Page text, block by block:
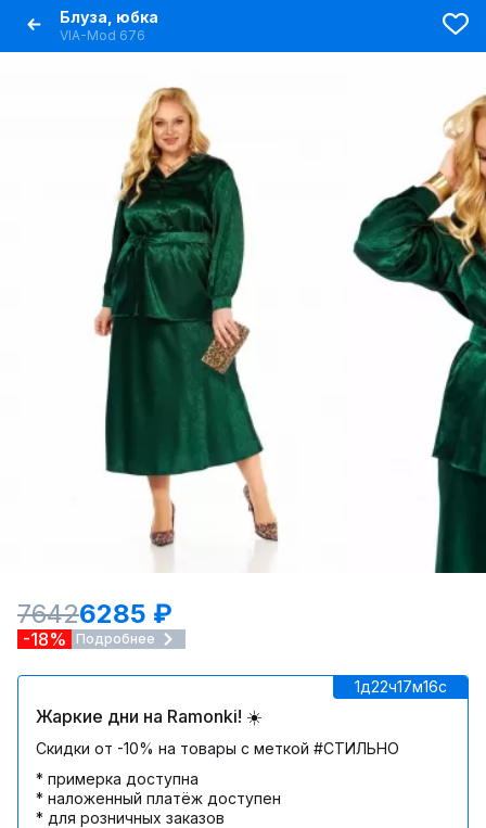
Блуза, юбка
VIA-Mod 676
76426285 ₽
-18% Подробнее
1д22ч17м16c
Жаркие дни на Ramonki! ☀️
Скидки от -10% на товары с меткой #СТИЛЬНО
* примерка доступна
* наложенный платёж доступен
* для розничных заказов